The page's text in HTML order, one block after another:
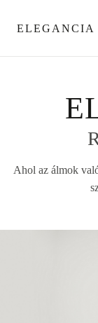
ELEGANCIA
Ahol az álmok